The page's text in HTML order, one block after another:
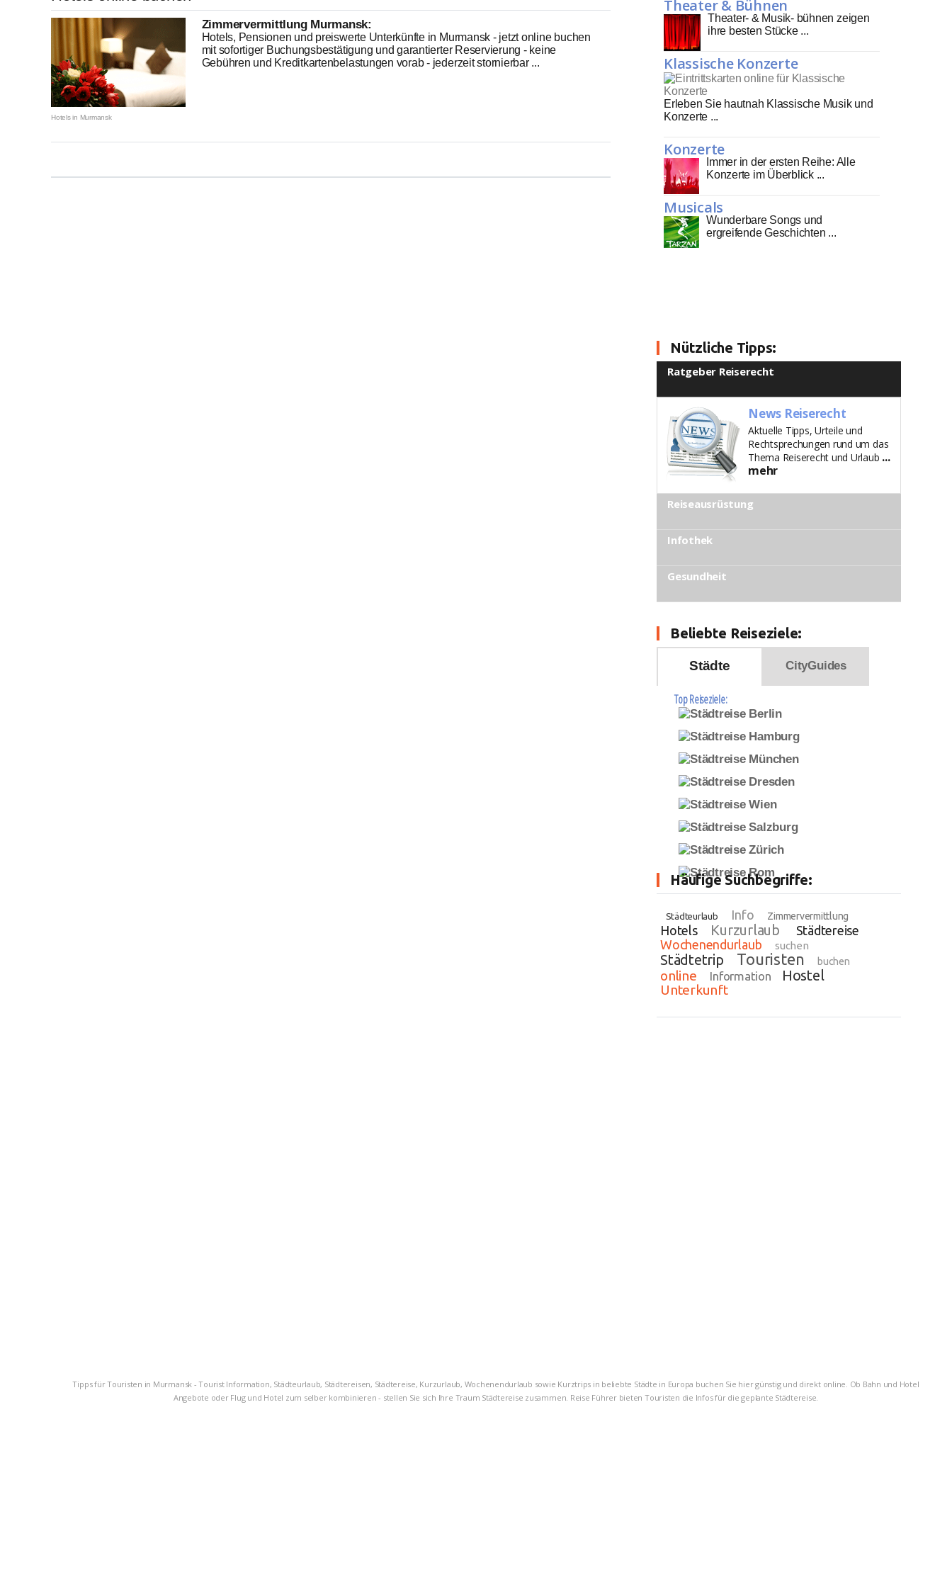
Hotels in Murmansk
Zimmervermittlung Murmansk:
Hotels, Pensionen und preiswerte Unterkünfte in Murmansk - jetzt online buchen
mit sofortiger Buchungsbestätigung und garantierter Reservierung - keine
Gebühren und Kreditkartenbelastungen vorab - jederzeit stornierbar ...
Theater & Bühnen
Theater- & Musik- bühnen zeigen
ihre besten Stücke ...
Klassische Konzerte
Erleben Sie hautnah Klassische Musik und
Konzerte ...
Konzerte
Immer in der ersten Reihe: Alle
Konzerte im Überblick ...
Musicals
Wunderbare Songs und
ergreifende Geschichten ...
Nützliche Tipps:
Ratgeber Reiserecht
News Reiserecht
Aktuelle Tipps, Urteile und
Rechtsprechungen rund um das
Thema Reiserecht und Urlaub ...
mehr
Reiseausrüstung
Infothek
Gesundheit
Beliebte Reiseziele:
Städte CityGuides
Top Reiseziele:
Häufige Suchbegriffe:
Städteurlaub Info Zimmervermittlung
Hotels Kurzurlaub
Städtereise
Wochenendurlaub
suchen
Städtetrip Touristen buchen
online Information Hostel
Unterkunft
Tipps für Touristen in Murmansk - Tourist Information, Städteurlaub, Städtereisen, Städtereise, Kurzurlaub, Wochenendurlaub sowie Kurztrips in beliebte Städte in Europa buchen Sie hier günstig und direkt online. Ob Bahn und Hotel
Angebote oder Flug und Hotel zum selber kombinieren - stellen Sie sich Ihre Traum Städtereise zusammen. Reise Führer bieten Touristen die Infos für die geplante Städtereise.